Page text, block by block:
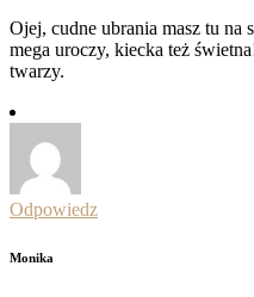
Ojej, cudne ubrania masz tu na
mega uroczy, kiecka też
twarzy.
Odpowiedz
Monika